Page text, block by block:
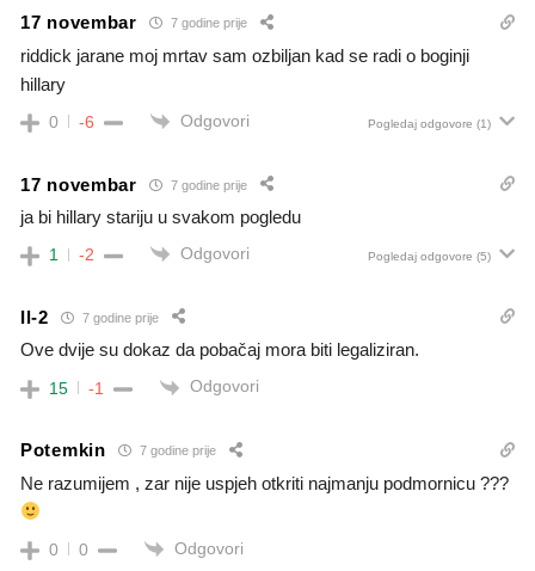
17 novembar 7 godine prije
riddick jarane moj mrtav sam ozbiljan kad se radi o boginji
hillary
0 -6 Odgovori Pogledaj odgovore (1)
17 novembar 7 godine prije
ja bi hillary stariju u svakom pogledu
1 -2 Odgovori Pogledaj odgovore (5)
Il-2 7 godine prije
Ove dvije su dokaz da pobačaj mora biti legaliziran.
15 -1 Odgovori
Potemkin 7 godine prije
Ne razumijem , zar nije uspjeh otkriti najmanju podmornicu ???
0 0 Odgovori